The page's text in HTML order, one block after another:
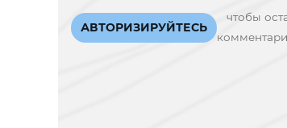
АВТОРИЗИРУЙТЕСЬ
чтобы